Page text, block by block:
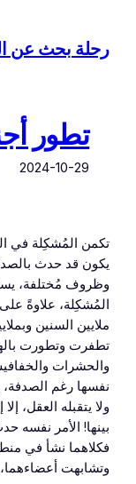
المحتوى
رحلة بحث عن
تطور
2024-10-29
تكمن المُشكِلة في
يكون قد حدث
وظروف مُختلفة،
المُشكِلة، علاوةً
ملايين السنين
تطفرت وتطورت
والحشرات
نفسها رغم
ولا يتقبله العقل،
بينها! الأمر نفسه
فكلاهما نشأ في
وتشابهت